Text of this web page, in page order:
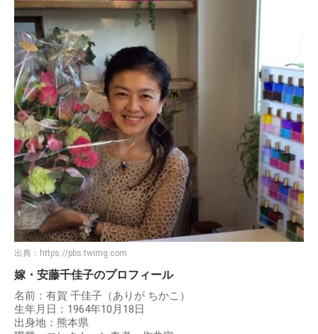
出典： https://pbs.twimg.com
嫁・安藤千佳子のプロフィール
名前：有賀 千佳子（ありが ちかこ）
生年月日：1964年10月18日
出身地：熊本県